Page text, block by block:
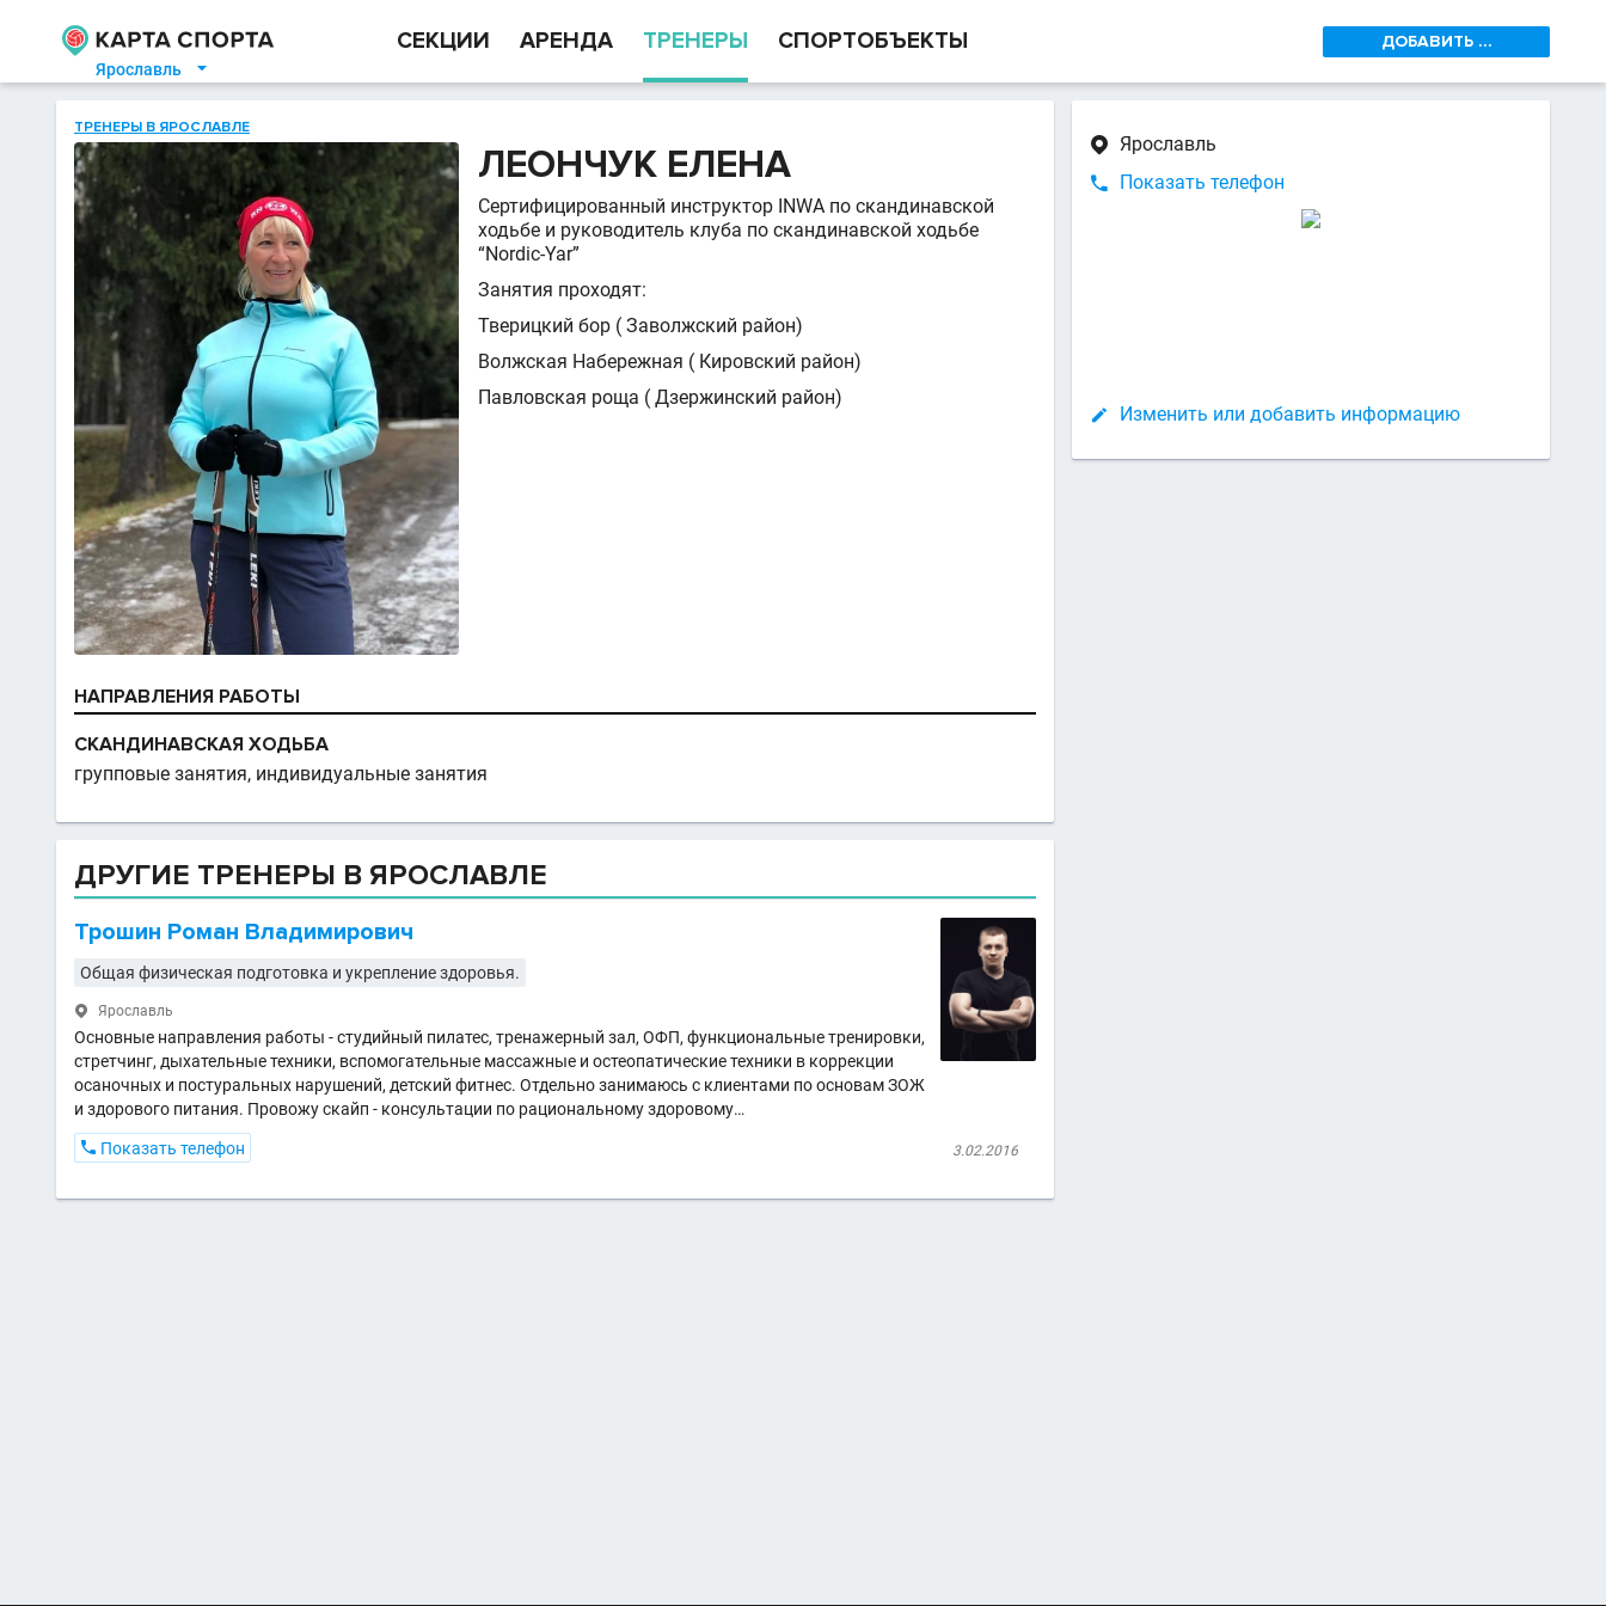
Ярославль 
СЕКЦИИ АРЕНДА ТРЕНЕРЫ СПОРТОБЪЕКТЫ ДОБАВИТЬ ...
ТРЕНЕРЫ В ЯРОСЛАВЛЕ
ЛЕОНЧУК ЕЛЕНА
Сертифицированный инструктор INWA по скандинавской
ходьбе и руководитель клуба по скандинавской ходьбе
“Nordic-Yar”
Занятия проходят:
Тверицкий бор ( Заволжский район)
Волжская Набережная ( Кировский район)
Павловская роща ( Дзержинский район)
НАПРАВЛЕНИЯ РАБОТЫ
СКАНДИНАВСКАЯ ХОДЬБА
групповые занятия, индивидуальные занятия
ДРУГИЕ ТРЕНЕРЫ В ЯРОСЛАВЛЕ
Трошин Роман Владимирович
Общая физическая подготовка и укрепление здоровья.
 Ярославль
Основные направления работы - студийный пилатес, тренажерный зал, ОФП, функциональные тренировки,
стретчинг, дыхательные техники, вспомогательные массажные и остеопатические техники в коррекции
осаночных и постуральных нарушений, детский фитнес. Отдельно занимаюсь с клиентами по основам ЗОЖ
и здорового питания. Провожу скайп - консультации по рациональному здоровому…
3.02.2016
 Показать телефон
 Ярославль
 Показать телефон
 Изменить или добавить информацию